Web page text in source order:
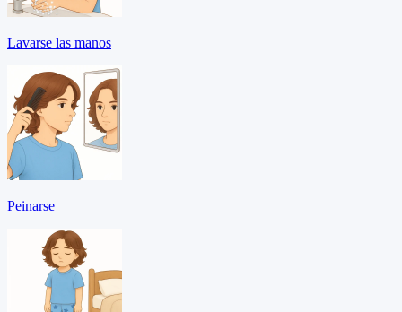
Lavarse las manos
Peinarse